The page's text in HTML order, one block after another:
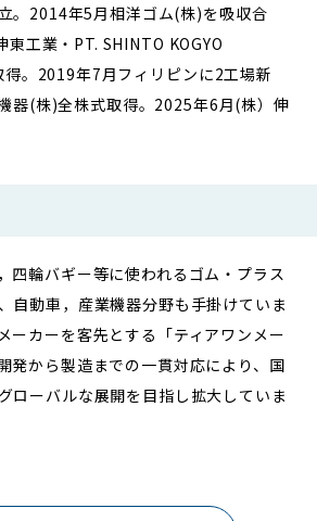
。2014年5月相洋ゴム(株)を吸収合
工業・PT. SHINTO KOGYO
。2019年7月フィリピンに2工場新
器(株)全株式取得。2025年6月(株）伸
四輪バギー等に使われるゴム・プラス
自動車，産業機器分野も手掛けていま
ーカーを客先とする「ティアワンメー
発から製造までの一貫対応により、国
ローバルな展開を目指し拡大していま